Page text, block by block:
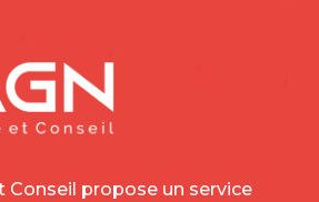
Conseil propose un service